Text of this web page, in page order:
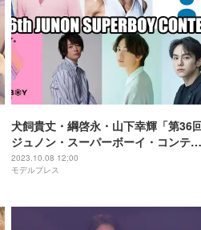
犬飼貴丈・綱啓永・山下幸輝「第36
ジュノン・スーパーボーイ・コンテス
ト」ゲスト出演決定 ファイナリスト11
人も発表
2023.10.08 12:00
モデルプレス